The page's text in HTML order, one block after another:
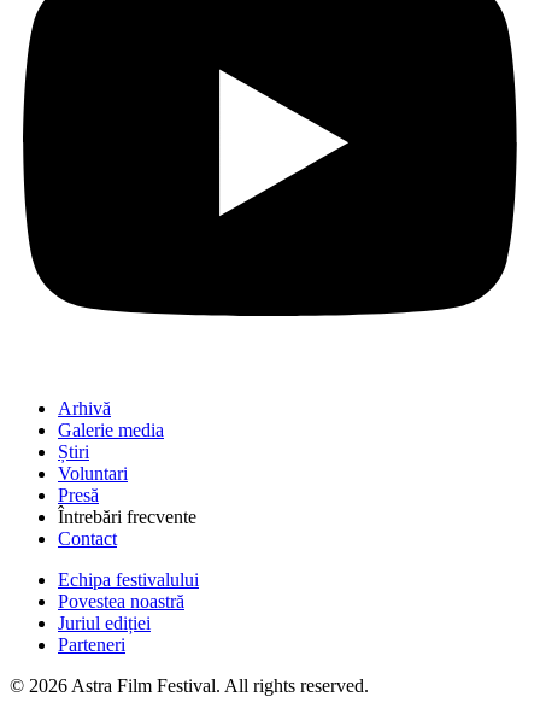
Arhivă
Galerie media
Știri
Voluntari
Presă
Întrebări frecvente
Contact
Echipa festivalului
Povestea noastră
Juriul ediției
Parteneri
© 2026 Astra Film Festival. All rights reserved.